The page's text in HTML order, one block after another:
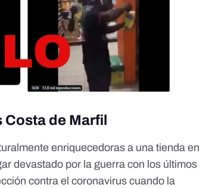
de Marfil
enriquecedoras a una tienda en
devastado por la guerra con los últimos
contra el coronavirus cuando la